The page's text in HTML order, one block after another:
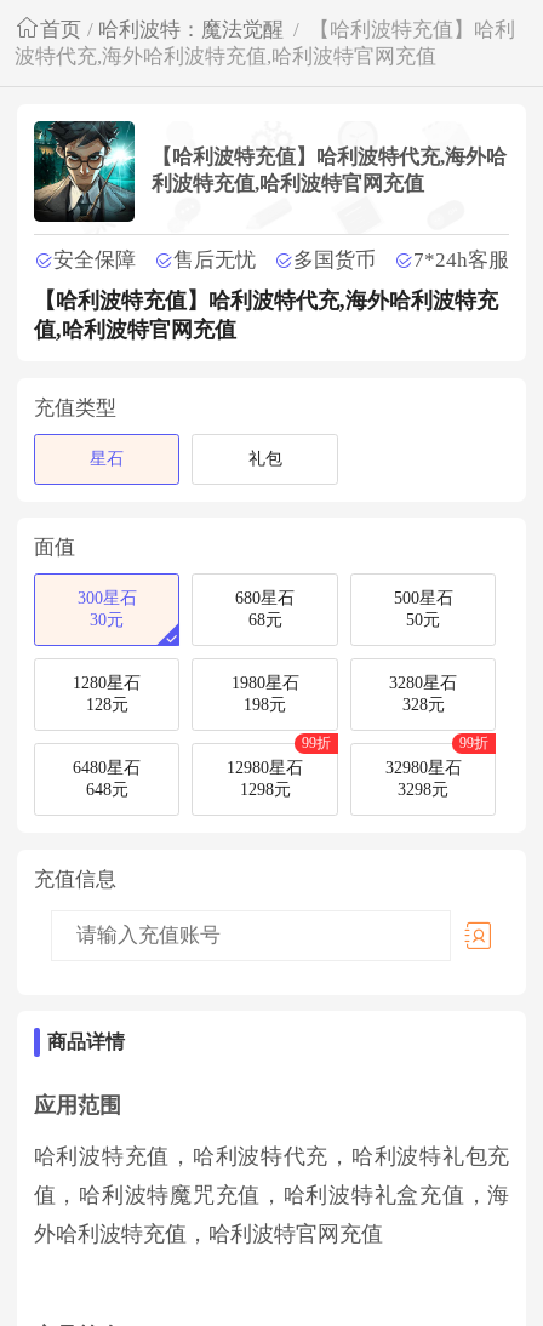
首页 / 哈利波特：魔法觉醒 /
【哈利波特充值】哈利
波特代充,海外哈利波特充值,哈利波特官网充值
【哈利波特充值】哈利波特代充,海外哈
利波特充值,哈利波特官网充值
安全保障 售后无忧 多国货币 7*24h客服
【哈利波特充值】哈利波特代充,海外哈利波特充
值,哈利波特官网充值
充值类型
星石 礼包
面值
300星石
30元
680星石
68元
500星石
50元
1280星石
128元
1980星石
198元
3280星石
328元
6480星石
648元
99折
12980星石
1298元
99折
32980星石
3298元
充值信息
商品详情
应用范围
哈利波特充值， 哈利波特代充， 哈利波特礼包充
值， 哈利波特魔咒充值， 哈利波特礼盒充值，海
外哈利波特充值， 哈利波特官网充值